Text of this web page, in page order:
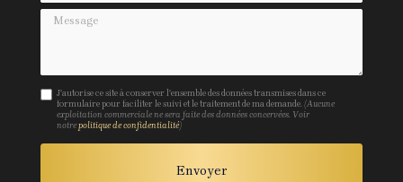
Message
J'autorise ce site à conserver l'ensemble des données transmises dans ce
formulaire pour faciliter le suivi et le traitement de ma demande.(Aucune
exploitation commerciale ne sera faite des données concervées. Voir
notrepolitique de confidentialité)